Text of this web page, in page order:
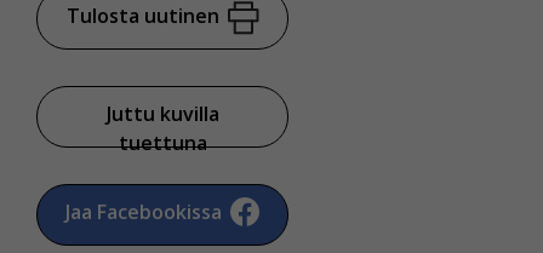
Tulosta uutinen
Juttu kuvilla
tuettuna
Jaa Facebookissa